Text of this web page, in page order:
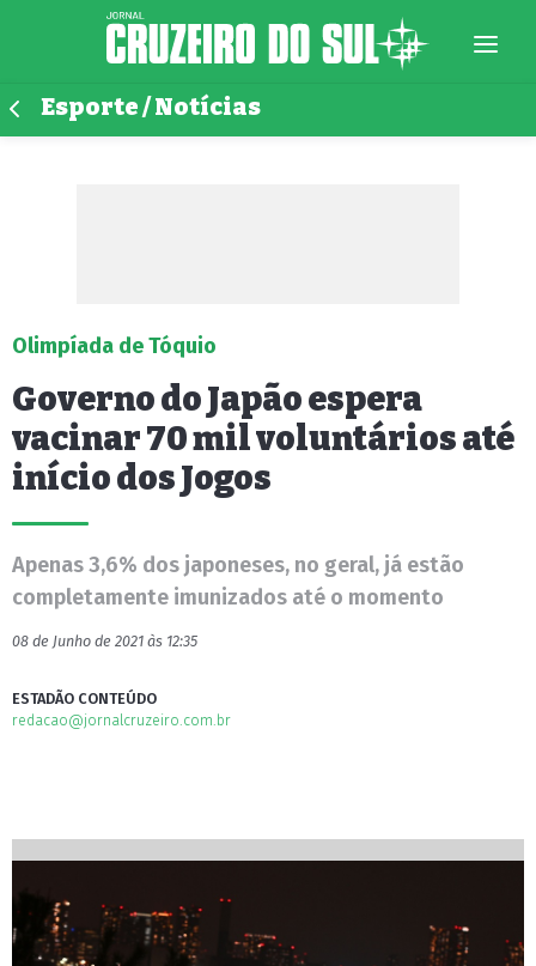
Esporte / Notícias
Olimpíada de Tóquio
Governo do Japão espera
vacinar 70 mil voluntários até
início dos Jogos
Apenas 3,6% dos japoneses, no geral, já estão
completamente imunizados até o momento
08 de Junho de 2021 às 12:35
ESTADÃO CONTEÚDO
redacao@jornalcruzeiro.com.br